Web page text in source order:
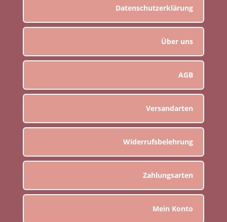
Datenschutzerklärung
Über uns
AGB
Versandarten
Widerrufsbelehrung
Zahlungsarten
Mein Konto